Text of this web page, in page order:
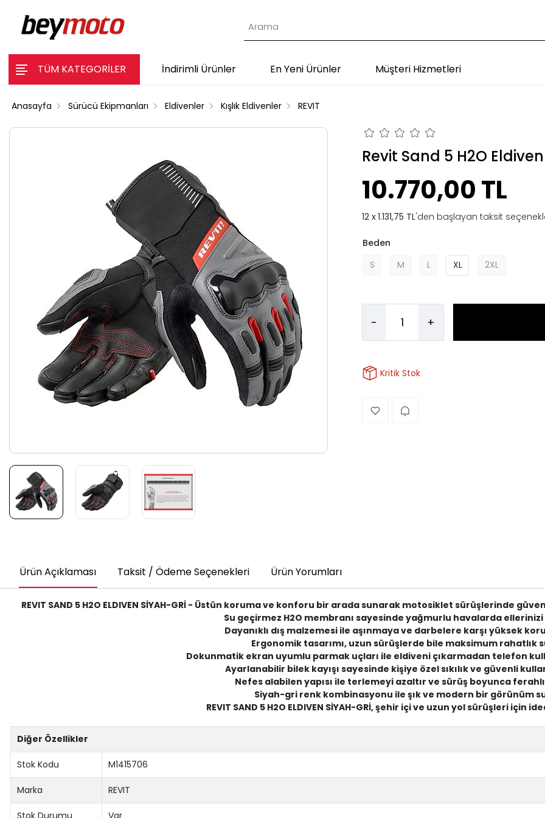
TÜM KATEGORİLER İndirimli Ürünler En Yeni Ürünler Müşteri Hizmetleri
Anasayfa Sürücü Ekipmanları Eldivenler Kışlık Eldivenler REVIT
Revit Sand 5 H2O
10.770,00 TL
1.131,75 TL'den başlayan taksit
Beden
S
M L XL 2XL
- +
Kritik Stok
Ürün Açıklaması Taksit / Ödeme Seçenekleri Ürün Yorumları
REVIT SAND 5 H2O ELDIVEN SİYAH-GRİ - Üstün koruma ve konforu bir arada sunarak motosiklet sürüşlerinde
Su geçirmez H2O membranı sayesinde yağmurlu havalarda
Dayanıklı dış malzemesi ile aşınmaya ve darbelere karşı yüksek
Ergonomik tasarımı, uzun sürüşlerde bile maksimum rahatlık
Dokunmatik ekran uyumlu parmak uçları ile eldiveni çıkarmadan telefon
Ayarlanabilir bilek kayışı sayesinde kişiye özel sıkılık ve güvenli
Nefes alabilen yapısı ile terlemeyi azaltır ve sürüş boyunca
Siyah-gri renk kombinasyonu ile şık ve modern bir görünüm
REVIT SAND 5 H2O ELDIVEN SİYAH-GRİ, şehir içi ve uzun yol sürüşleri için
Diğer Özellikler
Stok Kodu M1415706
Marka REVIT
Stok Durumu Var